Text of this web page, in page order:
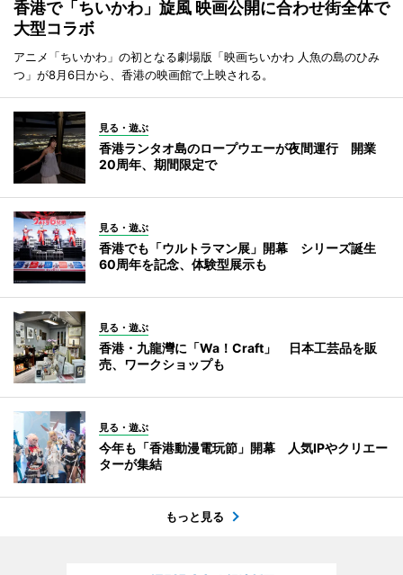
香港で「ちいかわ」旋風 映画公開に合わせ街全体で
大型コラボ
アニメ「ちいかわ」の初となる劇場版「映画ちいかわ 人魚の島のひみ
つ」が8月6日から、香港の映画館で上映される。
見る・遊ぶ
香港ランタオ島のロープウエーが夜間運行 開業
20周年、期間限定で
見る・遊ぶ
香港でも「ウルトラマン展」開幕 シリーズ誕生
60周年を記念、体験型展示も
見る・遊ぶ
香港・九龍灣に「Wa！Craft」 日本工芸品を販
売、ワークショップも
見る・遊ぶ
今年も「香港動漫電玩節」開幕 人気IPやクリエー
ターが集結
もっと見る